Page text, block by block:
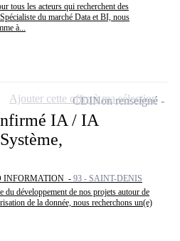
tous les acteurs qui recherchent des
du marché Data et BI, nous
à...
IA / IA
INFORMATION - 93 - SAINT-DENIS
développement de nos projets autour de
de la donnée, nous recherchons un(e)
CDINon renseigné
Ajouter cette offre à ma sélection